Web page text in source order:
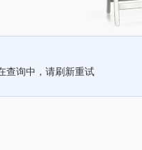
查询中，请刷新重试